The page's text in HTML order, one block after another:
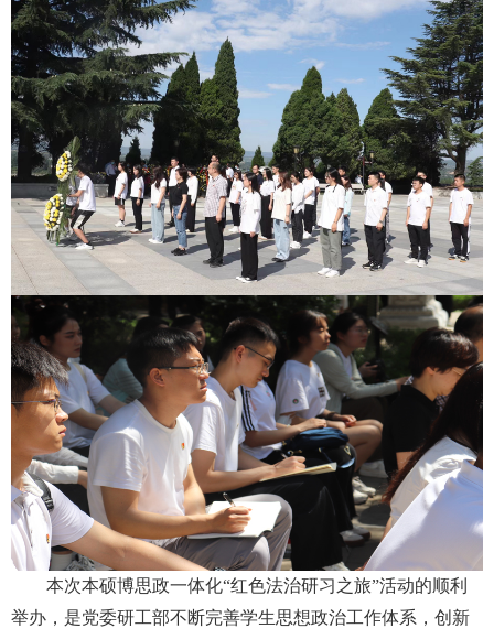
本次本硕博思政一体化“红色法治研习之旅”活动的顺利
举办，是党委研工部不断完善学生思想政治工作体系，创新